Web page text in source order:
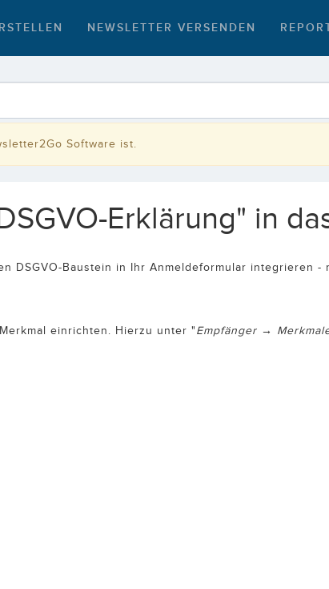
NEWSLETTER VERSENDEN
Software ist.
Erklärung" in
DSGVO-Baustein in Ihr Anmeldeformular integrieren -
einrichten. Hierzu unter "Empfänger →